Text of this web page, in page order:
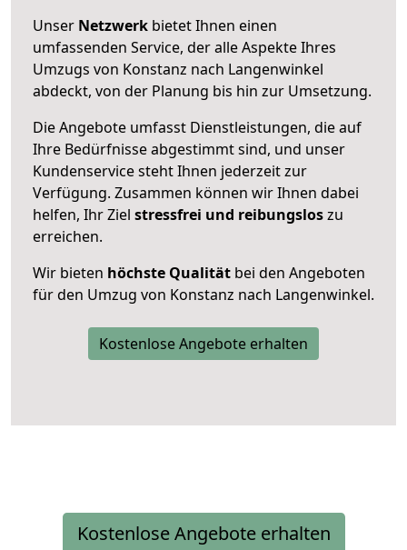
Unser Netzwerk bietet Ihnen einen
umfassenden Service, der alle Aspekte Ihres
Umzugs von Konstanz nach Langenwinkel
abdeckt, von der Planung bis hin zur Umsetzung.
Die Angebote umfasst Dienstleistungen, die auf
Ihre Bedürfnisse abgestimmt sind, und unser
Kundenservice steht Ihnen jederzeit zur
Verfügung. Zusammen können wir Ihnen dabei
helfen, Ihr Ziel stressfrei und reibungsloszu
erreichen.
Wir bieten höchste Qualität bei den Angeboten
für den Umzug von Konstanz nach Langenwinkel.
Kostenlose Angebote erhalten
Kostenlose Angebote erhalten